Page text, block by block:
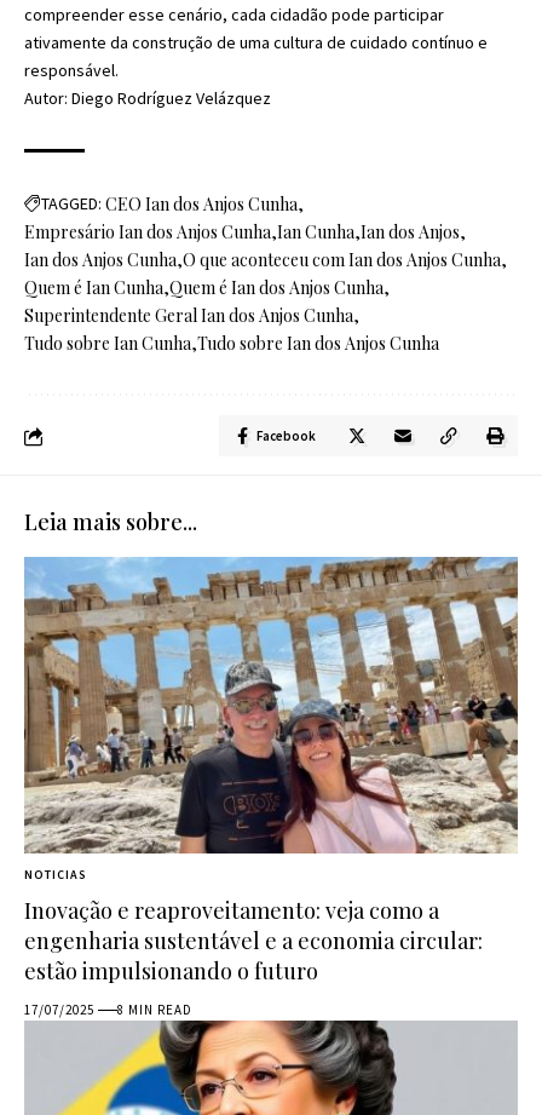
compreender esse cenário, cada cidadão pode participar
ativamente da construção de uma cultura de cuidado contínuo e
responsável.
Autor: Diego Rodríguez Velázquez
TAGGED: CEO Ian dos Anjos Cunha
Empresário Ian dos Anjos Cunha Ian Cunha Ian dos Anjos
Ian dos Anjos Cunha O que aconteceu com Ian dos Anjos Cunha
Quem é Ian Cunha Quem é Ian dos Anjos Cunha
Superintendente Geral Ian dos Anjos Cunha
Tudo sobre Ian Cunha Tudo sobre Ian dos Anjos Cunha
Facebook
Leia mais sobre...
NOTICIAS
Inovação e reaproveitamento: veja como a
engenharia sustentável e a economia circular:
estão impulsionando o futuro
17/07/2025 8 MIN READ